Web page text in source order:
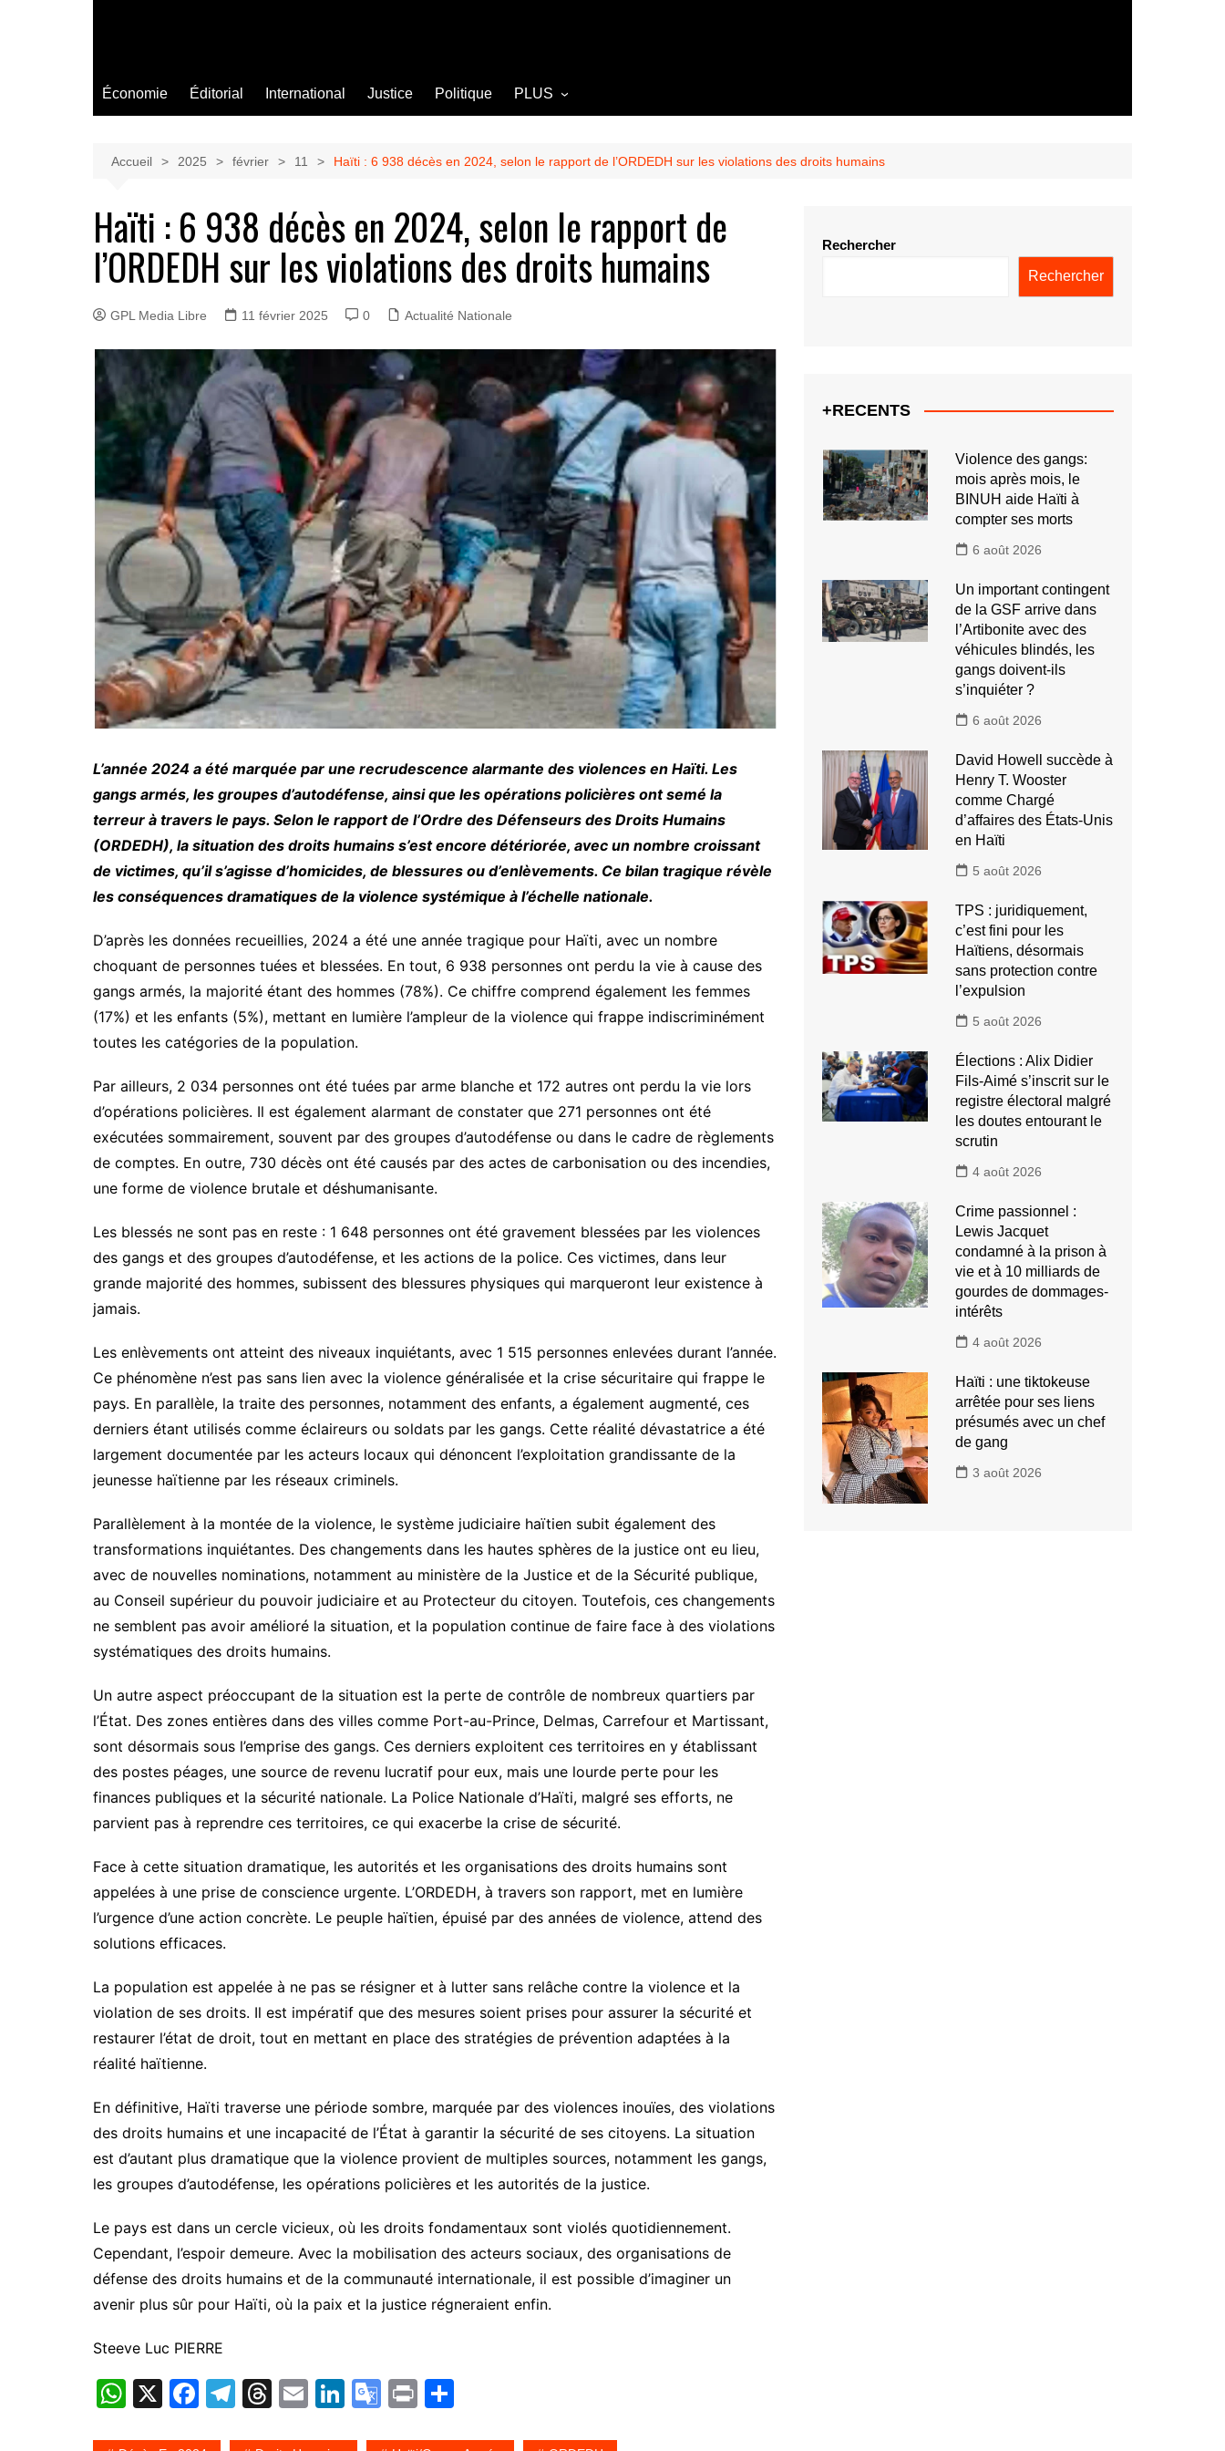
Économie Éditorial International Justice Politique PLUS
Culture
Société
Agriculture
Littérature
Accueil 2025 février 11 Haïti : 6 938 décès en 2024, selon le rapport de l’ORDEDH sur les violations des droits humains
Haïti : 6 938 décès en 2024, selon le rapport de
l’ORDEDH sur les violations des droits humains
GPL Media Libre 11 février 2025 0 Actualité Nationale
L’année 2024 a été marquée par une recrudescence alarmante des violences en Haïti. Les
gangs armés, les groupes d’autodéfense, ainsi que les opérations policières ont semé la
terreur à travers le pays. Selon le rapport de l’Ordre des Défenseurs des Droits Humains
(ORDEDH), la situation des droits humains s’est encore détériorée, avec un nombre croissant
de victimes, qu’il s’agisse d’homicides, de blessures ou d’enlèvements. Ce bilan tragique révèle
les conséquences dramatiques de la violence systémique à l’échelle nationale.
D’après les données recueillies, 2024 a été une année tragique pour Haïti, avec un nombre
choquant de personnes tuées et blessées. En tout, 6 938 personnes ont perdu la vie à cause des
gangs armés, la majorité étant des hommes (78%). Ce chiffre comprend également les femmes
(17%) et les enfants (5%), mettant en lumière l’ampleur de la violence qui frappe indiscriminément
toutes les catégories de la population.
Par ailleurs, 2 034 personnes ont été tuées par arme blanche et 172 autres ont perdu la vie lors
d’opérations policières. Il est également alarmant de constater que 271 personnes ont été
exécutées sommairement, souvent par des groupes d’autodéfense ou dans le cadre de règlements
de comptes. En outre, 730 décès ont été causés par des actes de carbonisation ou des incendies,
une forme de violence brutale et déshumanisante.
Les blessés ne sont pas en reste : 1 648 personnes ont été gravement blessées par les violences
des gangs et des groupes d’autodéfense, et les actions de la police. Ces victimes, dans leur
grande majorité des hommes, subissent des blessures physiques qui marqueront leur existence à
jamais.
Les enlèvements ont atteint des niveaux inquiétants, avec 1 515 personnes enlevées durant l’année.
Ce phénomène n’est pas sans lien avec la violence généralisée et la crise sécuritaire qui frappe le
pays. En parallèle, la traite des personnes, notamment des enfants, a également augmenté, ces
derniers étant utilisés comme éclaireurs ou soldats par les gangs. Cette réalité dévastatrice a été
largement documentée par les acteurs locaux qui dénoncent l’exploitation grandissante de la
jeunesse haïtienne par les réseaux criminels.
Parallèlement à la montée de la violence, le système judiciaire haïtien subit également des
transformations inquiétantes. Des changements dans les hautes sphères de la justice ont eu lieu,
avec de nouvelles nominations, notamment au ministère de la Justice et de la Sécurité publique,
au Conseil supérieur du pouvoir judiciaire et au Protecteur du citoyen. Toutefois, ces changements
ne semblent pas avoir amélioré la situation, et la population continue de faire face à des violations
systématiques des droits humains.
Un autre aspect préoccupant de la situation est la perte de contrôle de nombreux quartiers par
l’État. Des zones entières dans des villes comme Port-au-Prince, Delmas, Carrefour et Martissant,
sont désormais sous l’emprise des gangs. Ces derniers exploitent ces territoires en y établissant
des postes péages, une source de revenu lucratif pour eux, mais une lourde perte pour les
finances publiques et la sécurité nationale. La Police Nationale d’Haïti, malgré ses efforts, ne
parvient pas à reprendre ces territoires, ce qui exacerbe la crise de sécurité.
Face à cette situation dramatique, les autorités et les organisations des droits humains sont
appelées à une prise de conscience urgente. L’ORDEDH, à travers son rapport, met en lumière
l’urgence d’une action concrète. Le peuple haïtien, épuisé par des années de violence, attend des
solutions efficaces.
La population est appelée à ne pas se résigner et à lutter sans relâche contre la violence et la
violation de ses droits. Il est impératif que des mesures soient prises pour assurer la sécurité et
restaurer l’état de droit, tout en mettant en place des stratégies de prévention adaptées à la
réalité haïtienne.
En définitive, Haïti traverse une période sombre, marquée par des violences inouïes, des violations
des droits humains et une incapacité de l’État à garantir la sécurité de ses citoyens. La situation
est d’autant plus dramatique que la violence provient de multiples sources, notamment les gangs,
les groupes d’autodéfense, les opérations policières et les autorités de la justice.
Le pays est dans un cercle vicieux, où les droits fondamentaux sont violés quotidiennement.
Cependant, l’espoir demeure. Avec la mobilisation des acteurs sociaux, des organisations de
défense des droits humains et de la communauté internationale, il est possible d’imaginer un
avenir plus sûr pour Haïti, où la paix et la justice régneraient enfin.
Steeve Luc PIERRE
W X
F
T
T
E
Li G
Pr
Rechercher
Rechercher
+RECENTS
Violence des gangs:
mois après mois, le
BINUH aide Haïti à
compter ses morts
6 août 2026
Un important contingent
de la GSF arrive dans
l’Artibonite avec des
véhicules blindés, les
gangs doivent-ils
s’inquiéter ?
6 août 2026
David Howell succède à
Henry T. Wooster
comme Chargé
d’affaires des États-Unis
en Haïti
5 août 2026
TPS : juridiquement,
c’est fini pour les
Haïtiens, désormais
sans protection contre
l’expulsion
5 août 2026
Élections : Alix Didier
Fils-Aimé s’inscrit sur le
registre électoral malgré
les doutes entourant le
scrutin
4 août 2026
Crime passionnel :
Lewis Jacquet
condamné à la prison à
vie et à 10 milliards de
gourdes de dommages-
intérêts
4 août 2026
Haïti : une tiktokeuse
arrêtée pour ses liens
présumés avec un chef
de gang
3 août 2026